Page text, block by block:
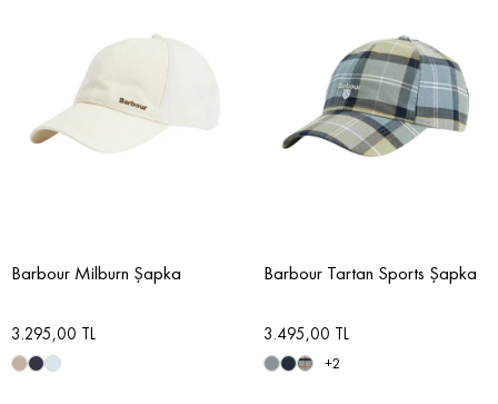
Barbour Milburn Şapka
3.295,00 TL
Barbour Tartan Sports Şapka
3.495,00 TL
+2